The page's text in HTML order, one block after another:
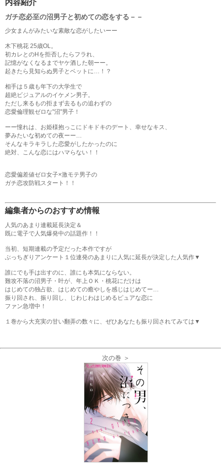
内容紹介
ガチ恋必至の沼男子と初めての恋をする－－
少女まんがみたいな素敵な恋がしたいーー
木下桃花 25歳OL。
初カレとのHを拒否したらフラれ、
記憶がなくなるまでヤケ酒した朝ーー。
起きたら見知らぬ男子とベットに…！？
相手は５歳も年下の大学生で
超絶ビジュアルのイケメン男子。
ただし来るもの拒まず去るもの追わずの
恋愛倫理観ゼロな"沼"男子！
ーー憧れは、お姫様抱っこにドキドキのデート、幸せなキス、
夢みたいな初めての夜ーー…
そんなキラキラした恋愛がしたかったのに
絶対、こんな恋にはハマらない！！
恋愛偏差値ゼロ女子×激モテ男子の
ガチ恋攻防戦スタート！！
編集者からのおすすめ情報
人気のあまり連載延長決定＆
既に電子で人気爆発中の話題作！！
当初、短期連載の予定だった本作ですが
ぶっちぎりアンケート１位連発のあまりに人気に延長が決定した人気作▼
誰にでも手は出すのに、誰にも本気にならない。
難攻不落の沼男子・叶が、年上ＯＫ・桃花にだけは
はじめての独占欲、はじめての癒やしを感じはじめてー…
振り回され、振り回し、じわじわはじめるピュアな恋に
ファン急増中！
１巻から大充実の甘い翻弄の数々に、ぜひあなたも振り回されてみては▼
次の巻 ＞